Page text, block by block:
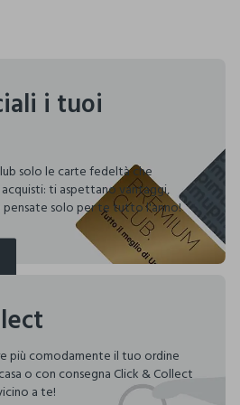
i tuoi
solo le carte fedeltà che
ti aspettano vantaggi,
pensate solo per te tutto l'anno!
più comodamente il tuo ordine
o con consegna Click & Collect
a te!